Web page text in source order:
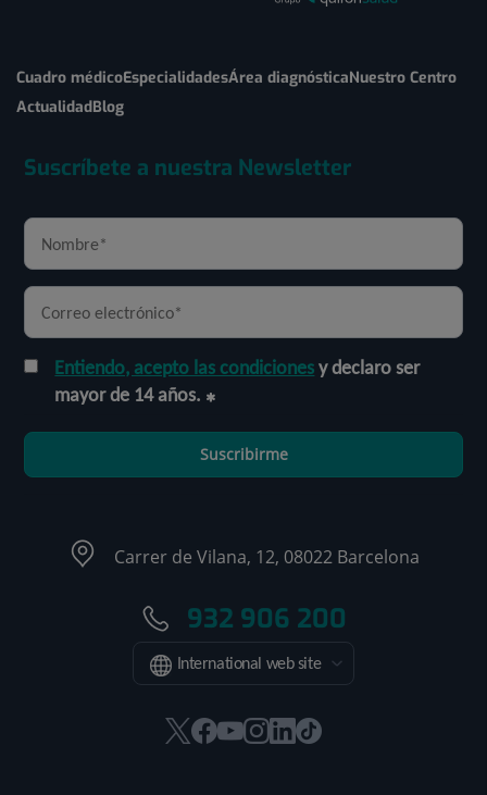
Cuadro médicoEspecialidadesÁrea diagnósticaNuestro Centro
ActualidadBlog
Suscríbete a nuestra Newsletter
Entiendo, acepto las condicionesy declaro ser
mayor de 14 años.
Suscribirme
Carrer de Vilana, 12, 08022 Barcelona
932 906 200
International web site
EsteEsteEsteEsteEsteEnlace